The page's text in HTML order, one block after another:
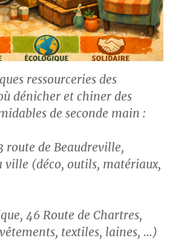
ressourceries des
dénicher et chiner des
de seconde main :
route de Beaudreville,
ville (déco, outils, matériaux,
,46 Route de Chartres,
textiles, laines, …)